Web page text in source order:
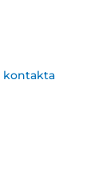
kontakta